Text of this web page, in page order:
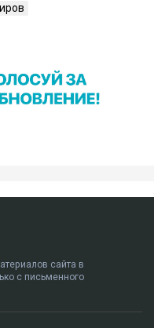
сайта в
с письменного